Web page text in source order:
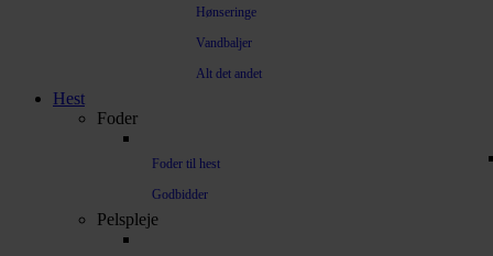
Hønseringe
Vandbaljer
Alt det andet
Hest
Foder
Foder til hest
Godbidder
Pelspleje